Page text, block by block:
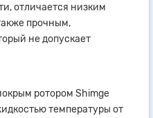
отличается низким
прочным,
не допускает
ротором Shimge
температуры от